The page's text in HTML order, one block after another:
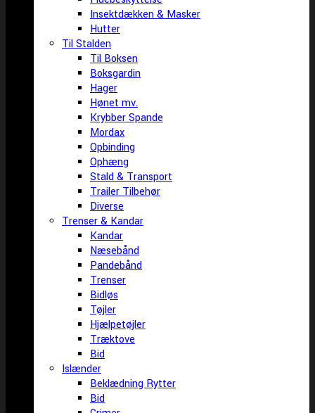
Insektdækken & Masker
Hutter
Til Stalden
Til Boksen
Boksgardin
Hager
Hønet mv.
Krybber Spande
Mordax
Opbinding
Ophæng
Stald & Transport
Trailer Tilbehør
Diverse
Trenser & Kandar
Kandar
Næsebånd
Pandebånd
Trenser
Bidløs
Tøjler
Hjælpetøjler
Træktove
Bid
Islænder
Beklædning Rytter
Bid